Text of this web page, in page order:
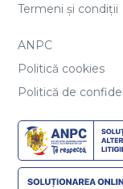
Termeni și condiții
ANPC
Politică cookies
Politică de